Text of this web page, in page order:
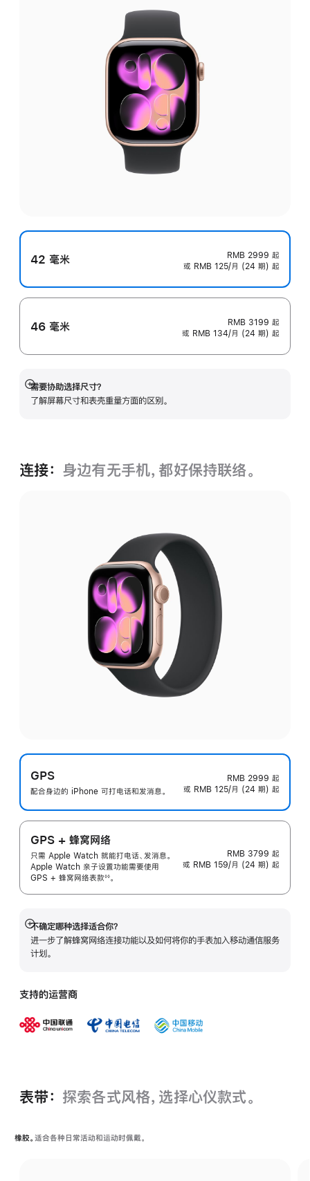
42 毫米 RMB 2999 起
或 RMB 125/月 (24 期) 起
46 毫米 RMB 3199 起
或 RMB 134/月 (24 期) 起
需要协助选择尺寸？
了解屏幕尺寸和表壳重量方面的区别。
展
开
连接： 身边有无手机，都好保持联络。
GPS
配合身边的 iPhone 可打电话和发消息。
RMB 2999 起
或 RMB 125/月 (24 期) 起
GPS + 蜂窝网络
只需 Apple Watch 就能打电话、发消息。
Apple Watch 亲子设置功能需要使用
GPS + 蜂窝网络表款◊◊。
RMB 3799 起
或 RMB 159/月 (24 期) 起
不确定哪种选择适合你？
进一步了解蜂窝网络连接功能以及如何将你的手表加入移动通信服务
计划。
展
开
支持的运营商
表带： 探索各式风格，选择心仪款式。
橡胶。 适合各种日常活动和运动时佩戴。